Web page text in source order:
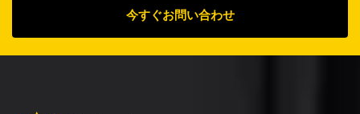
今すぐお問い合わせ